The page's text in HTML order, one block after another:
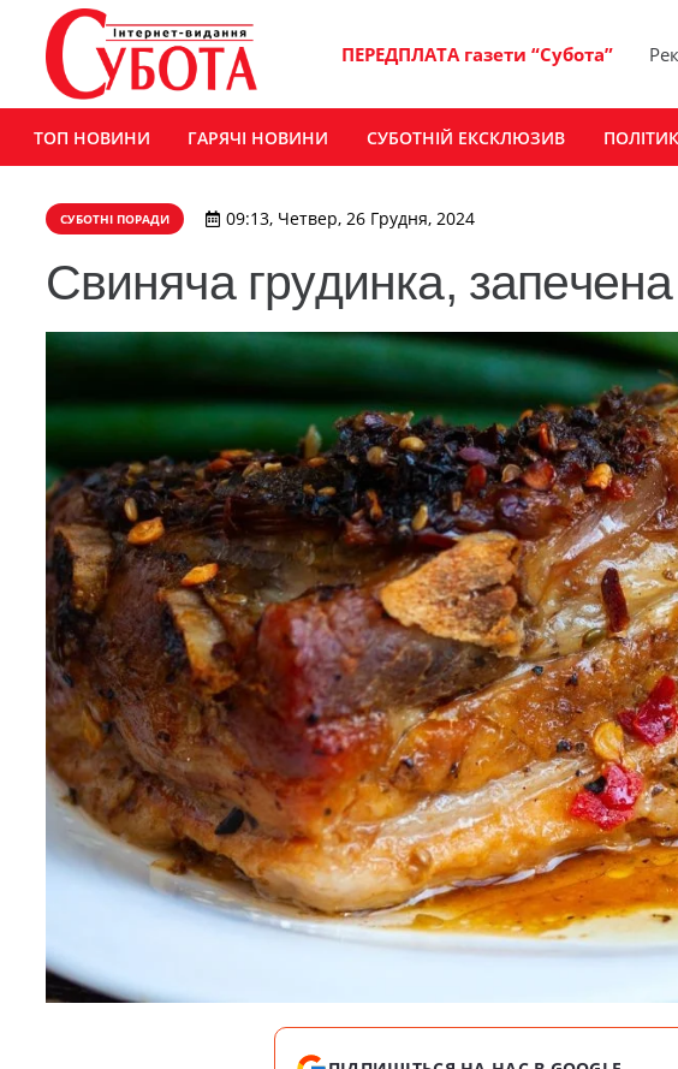
ПЕРЕДПЛАТА газети “Субота”
ТОП НОВИНИ ГАРЯЧІ НОВИНИ СУБОТНІЙ ЕКСКЛЮЗИВ
СУБОТНІ ПОРАДИ 09:13, Четвер, 26 Грудня, 2024
Свиняча грудинка, запечена